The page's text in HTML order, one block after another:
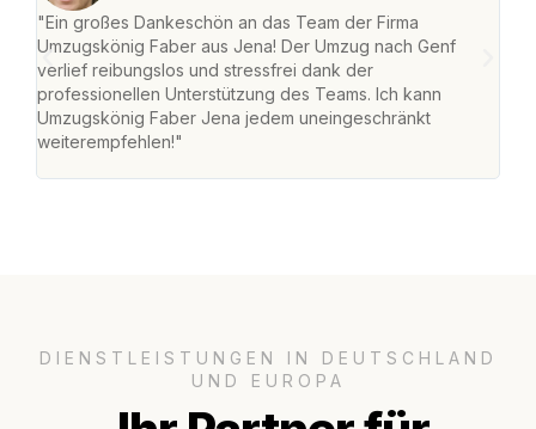
"Ein großes Dankeschön an das Team der Firma
Umzugskönig Faber aus Jena! Der Umzug nach Genf
verlief reibungslos und stressfrei dank der
professionellen Unterstützung des Teams. Ich kann
Umzugskönig Faber Jena jedem uneingeschränkt
weiterempfehlen!"
DIENSTLEISTUNGEN IN DEUTSCHLAND
UND EUROPA